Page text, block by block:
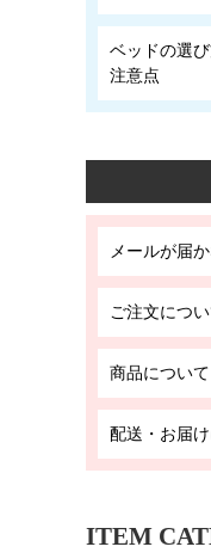
ベッドの選
注意点
メールが届
ご注文につ
商品について
配送・お届